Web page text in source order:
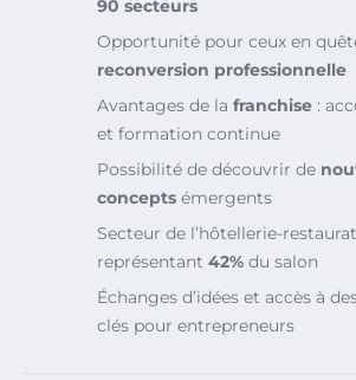
90 secteurs
Opportunité pour ceux en
reconversion professionnelle
Avantages de la franchise :
et formation continue
Possibilité de découvrir de
concepts émergents
Secteur de l’hôtellerie-
représentant 42% du salon
Échanges d’idées et accès à
clés pour entrepreneurs